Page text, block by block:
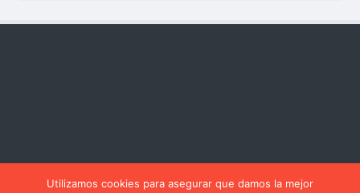
Utilizamos cookies para asegurar que damos la mejor